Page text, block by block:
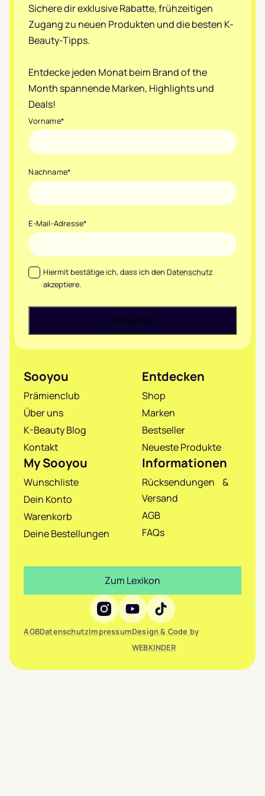
Sichere dir exklusive Rabatte, frühzeitigen
Zugang zu neuen Produkten und die besten K-
Beauty-Tipps.
Entdecke jeden Monat beim Brand of the
Month spannende Marken, Highlights und
Deals!
Vorname*
Nachname*
E-Mail-Adresse*
Datenschutz*
Hiermit bestätige ich, dass ich den Datenschutz
akzeptiere.
Sooyou
Prämienclub
Über uns
K-Beauty Blog
Kontakt
Entdecken
Shop
Marken
Bestseller
Neueste Produkte
My Sooyou
Wunschliste
Dein Konto
Warenkorb
Deine Bestellungen
Informationen
Rücksendungen &
Versand
AGB
FAQs
Social Media
AGBDatenschutzImpressumDesign & Code by
WEBKINDER
Zum Lexikon